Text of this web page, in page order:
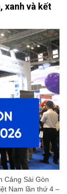
xanh và kết
Cảng Sài Gòn
Nam lần thứ 4 –